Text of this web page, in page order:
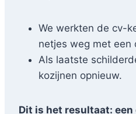
We werkten de cv-
netjes weg met een
Als laatste
kozijnen opnieuw.
Dit is het resultaat: